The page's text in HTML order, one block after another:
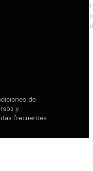
de
y
frecuentes